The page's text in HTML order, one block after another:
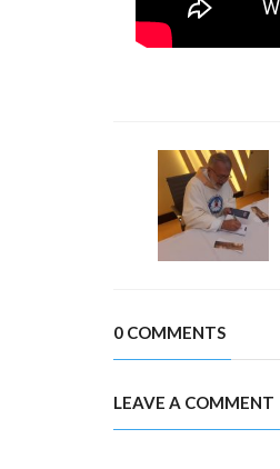
0 COMMENTS
LEAVE A COMMENT